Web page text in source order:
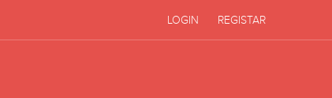
LOGIN REGISTAR